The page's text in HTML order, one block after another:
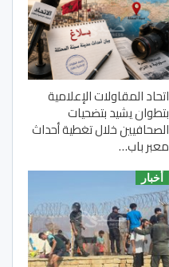
اتحاد المقاولات الإعلامية
بتطوان يشيد بتضحيات
الصحافيين خلال تغطية أحداث
معبر باب…
أخبار